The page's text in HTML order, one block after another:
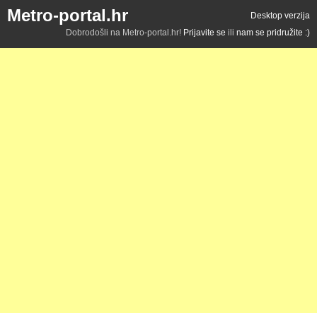
Metro-portal.hr
Desktop verzija
Dobrodošli na Metro-portal.hr! Prijavite se ili nam se pridružite :)